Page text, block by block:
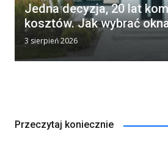
Jedna decyzja, 20 lat
kosztów. Jak wybrać
3 sierpień 2026
Przeczytaj koniecznie